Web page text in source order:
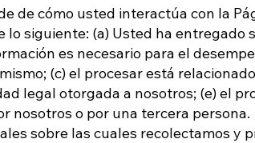
de cómo usted interactúa con la
lo siguiente: (a) Usted ha entregado
es necesario para el
(c) el procesar está
legal otorgada a nosotros; (e) el
nosotros o por una tercera persona.
sobre las cuales recolectamos y